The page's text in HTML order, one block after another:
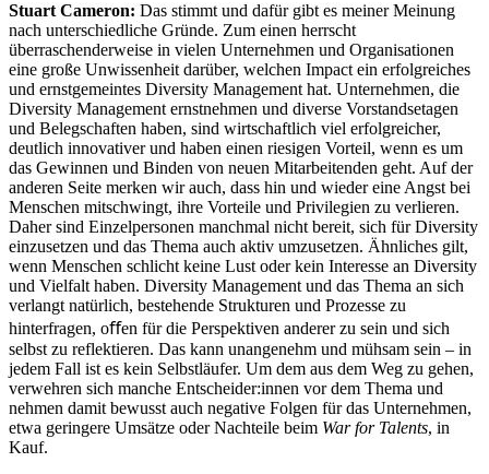
Stuart Cameron: Das stimmt und dafür gibt es meiner Meinung
nach unterschiedliche Gründe. Zum einen herrscht
überraschenderweise in vielen Unternehmen und Organisationen
eine große Unwissenheit darüber, welchen Impact ein erfolgreiches
und ernstgemeintes Diversity Management hat. Unternehmen, die
Diversity Management ernstnehmen und diverse Vorstandsetagen
und Belegschaften haben, sind wirtschaftlich viel erfolgreicher,
deutlich innovativer und haben einen riesigen Vorteil, wenn es um
das Gewinnen und Binden von neuen Mitarbeitenden geht. Auf der
anderen Seite merken wir auch, dass hin und wieder eine Angst bei
Menschen mitschwingt, ihre Vorteile und Privilegien zu verlieren.
Daher sind Einzelpersonen manchmal nicht bereit, sich für Diversity
einzusetzen und das Thema auch aktiv umzusetzen. Ähnliches gilt,
wenn Menschen schlicht keine Lust oder kein Interesse an Diversity
und Vielfalt haben. Diversity Management und das Thema an sich
verlangt natürlich, bestehende Strukturen und Prozesse zu
hinterfragen, oﬀen für die Perspektiven anderer zu sein und sich
selbst zu reflektieren. Das kann unangenehm und mühsam sein – in
jedem Fall ist es kein Selbstläufer. Um dem aus dem Weg zu gehen,
verwehren sich manche Entscheider:innen vor dem Thema und
nehmen damit bewusst auch negative Folgen für das Unternehmen,
etwa geringere Umsätze oder Nachteile beim War for Talents, in
Kauf.